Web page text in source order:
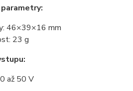
46×39×16 mm
23 g
až 50 V